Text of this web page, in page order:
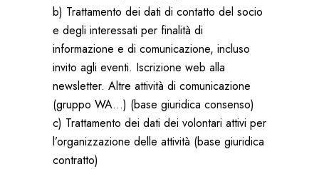
b) Trattamento dei dati di contatto del socio
e degli interessati per finalità di
informazione e di comunicazione, incluso
invito agli eventi. Iscrizione web alla
newsletter. Altre attività di comunicazione
(gruppo WA…) (base giuridica consenso)
c) Trattamento dei dati dei volontari attivi per
l’organizzazione delle attività (base giuridica
contratto)